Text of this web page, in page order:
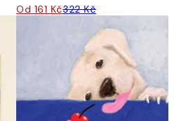
Od 161 Kč322 Kč